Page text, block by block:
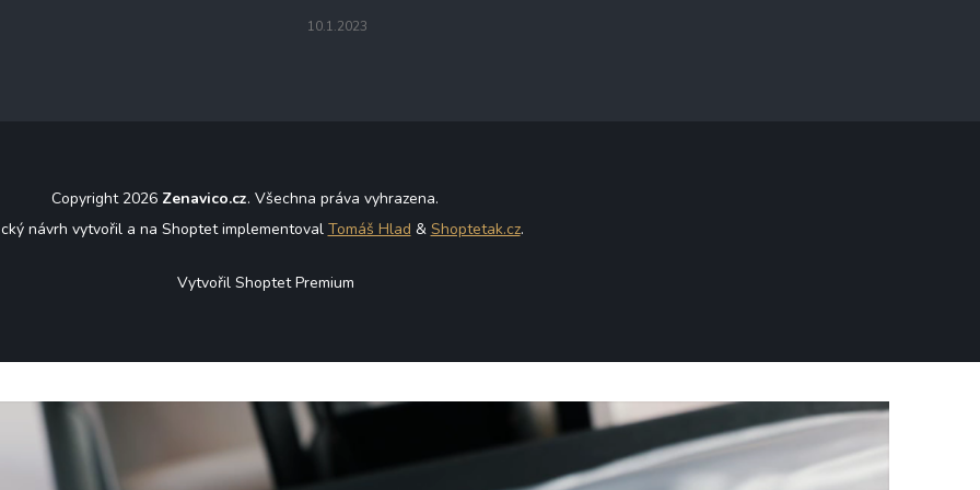
10.1.2023
Copyright 2026 Zenavico.cz. Všechna práva vyhrazena.
návrh vytvořil a na Shoptet implementoval Tomáš Hlad & Shoptetak.cz.
Vytvořil Shoptet Premium